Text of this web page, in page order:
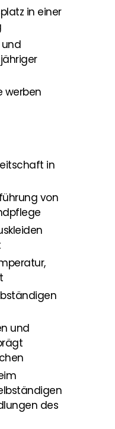
in einer
werben
in
von
und
des